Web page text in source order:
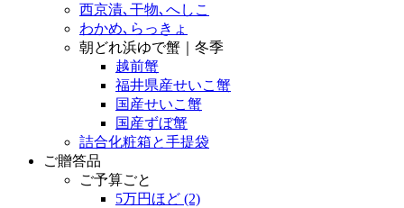
西京漬､干物､へしこ
わかめ､らっきょ
朝どれ浜ゆで蟹｜冬季
越前蟹
福井県産せいこ蟹
国産せいこ蟹
国産ずぼ蟹
詰合化粧箱と手提袋
ご贈答品
ご予算ごと
5万円ほど (2)